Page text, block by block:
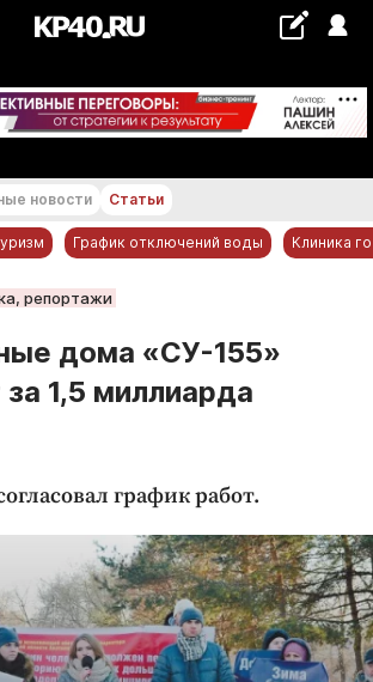
+27...+28 °С
новости
и ЖКХ
новости Статьи
График отключений воды Клиника
репортажи
дома «СУ-155»
1,5 миллиарда
график работ.